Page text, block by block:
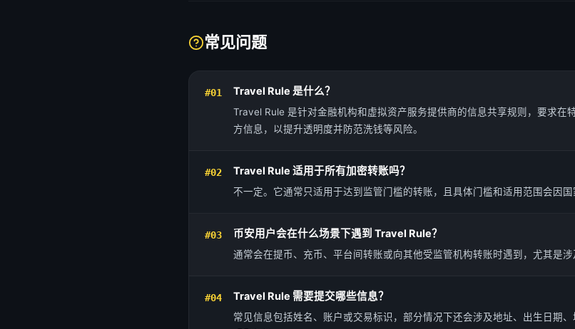
常见问题
#01 Travel Rule 是什么？
Travel Rule 是针对金融机构和虚拟资产服务提供商的信息共享规则，要求在
方信息，以提升透明度并防范洗钱等风险。
#02 Travel Rule 适用于所有加密转账吗？
不一定。它通常只适用于达到监管门槛的转账，且具体门槛和适用范围会因国
#03 币安用户会在什么场景下遇到 Travel Rule？
通常会在提币、充币、平台间转账或向其他受监管机构转账时遇到，尤其是涉
#04 Travel Rule 需要提交哪些信息？
常见信息包括姓名、账户或交易标识，部分情况下还会涉及地址、出生日期